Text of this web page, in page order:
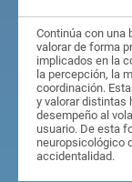
Continúa con una
valorar de forma
implicados en la
la percepción, la
coordinación.
y valorar distintas
desempeño al
usuario. De esta
neuropsicológico
accidentalidad.